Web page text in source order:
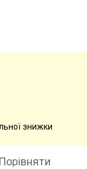
знижки
Порівняти